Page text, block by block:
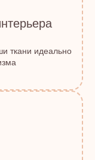
ткани идеально